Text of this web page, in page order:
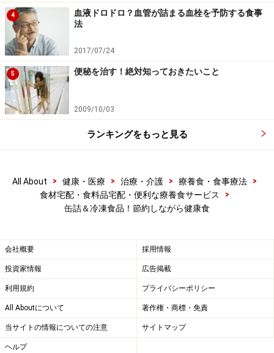
4
血液ドロドロ？血管が詰まる血栓を予防する食事
法
2017/07/24
5 便秘を治す！絶対知っておきたいこと
2009/10/03
ランキングをもっと見る
All About > 健康・医療 > 治療・介護 > 療養食・食事療法
>
食材宅配・食料品宅配・便利な療養食サービス
>
缶詰＆冷凍食品！節約しながら健康食
会社概要 採用情報
投資家情報 広告掲載
利用規約 プライバシーポリシー
All Aboutについて 著作権・商標・免責
当サイトの情報についての注意 サイトマップ
ヘルプ